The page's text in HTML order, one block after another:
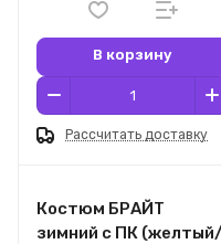
В корзину
Рассчитать доставку
Костюм БРАЙТ
зимний с ПК